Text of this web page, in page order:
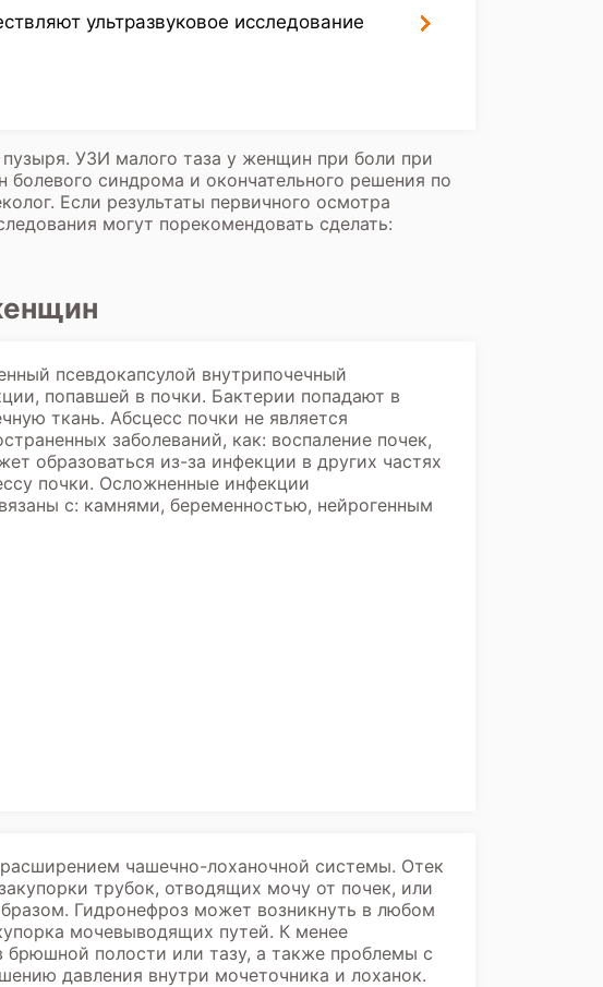
ультразвуковое исследование
УЗИ малого таза у женщин при боли при
синдрома и окончательного решения по
Если результаты первичного осмотра
могут порекомендовать сделать:
псевдокапсулой внутрипочечный
попавшей в почки. Бактерии попадают в
ткань. Абсцесс почки не является
заболеваний, как: воспаление почек,
образоваться из-за инфекции в других частях
почки. Осложненные инфекции
с: камнями, беременностью, нейрогенным
чашечно-лоханочной системы. Отек
трубок, отводящих мочу от почек, или
Гидронефроз может возникнуть в любом
мочевыводящих путей. К менее
брюшной полости или тазу, а также проблемы с
давления внутри мочеточника и лоханок.